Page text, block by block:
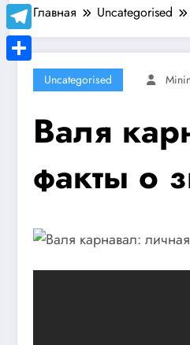
Главная Uncategorised
Uncategorised
Валя
факты о
VK
Telegram
Отправить